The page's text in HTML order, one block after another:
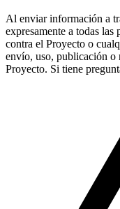
Al enviar información a
expresamente a todas las
contra el Proyecto o
envío, uso, publicación o
Proyecto. Si tiene